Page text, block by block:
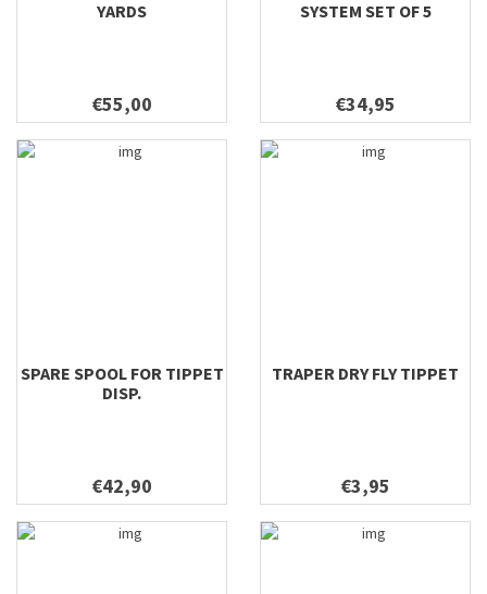
YARDS
€55,00
SYSTEM SET OF 5
€34,95
SPARE SPOOL FOR TIPPET
DISP.
€42,90
TRAPER DRY FLY TIPPET
€3,95